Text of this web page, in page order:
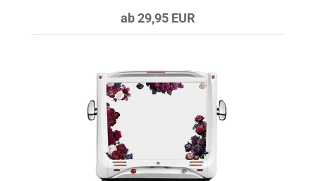
ab 29,95 EUR